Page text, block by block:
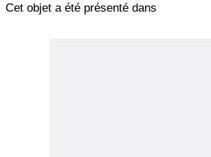
Cet objet a été présenté dans